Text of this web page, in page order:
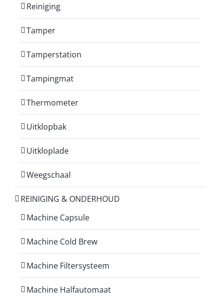
Reiniging
Tamper
Tamperstation
Tampingmat
Thermometer
Uitklopbak
Uitkloplade
Weegschaal
REINIGING & ONDERHOUD
Machine Capsule
Machine Cold Brew
Machine Filtersysteem
Machine Halfautomaat